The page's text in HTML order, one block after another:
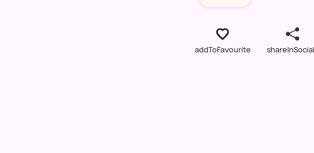
addToFavourite